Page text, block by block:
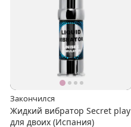
Закончился
Жидкий вибратор Secret play
для двоих (Испания)